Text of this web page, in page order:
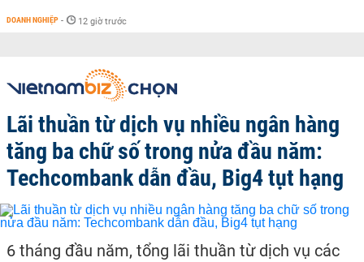
DOANH NGHIỆP - 12 giờ trước
Lãi thuần từ dịch vụ nhiều ngân hàng
tăng ba chữ số trong nửa đầu năm:
Techcombank dẫn đầu, Big4 tụt hạng
6 tháng đầu năm, tổng lãi thuần từ dịch vụ các